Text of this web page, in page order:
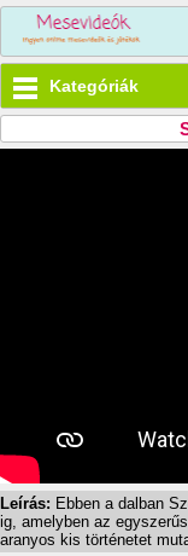
Kategóriák
Leírás: Ebben a dalban
ig, amelyben az
aranyos kis történetet